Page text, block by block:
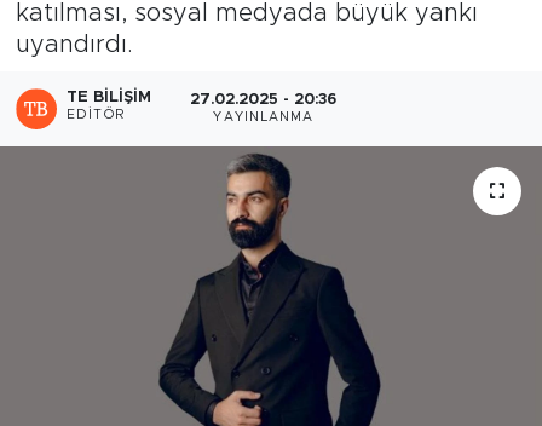
katılması, sosyal medyada büyük yankı
uyandırdı.
TE BILIŞIM
EDITÖR
27.02.2025 - 20:36
YAYINLANMA
Sanat
Spor